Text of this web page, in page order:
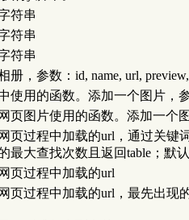
符串
符串
符串
册，参数：id, name, url, preview,
使用的函数。添加一个图片，参
页图片使用的函数。添加一个图
页过程中加载的url，通过关键
最大查找次数且返回table；默认
页过程中加载的url
页过程中加载的url，最先出现